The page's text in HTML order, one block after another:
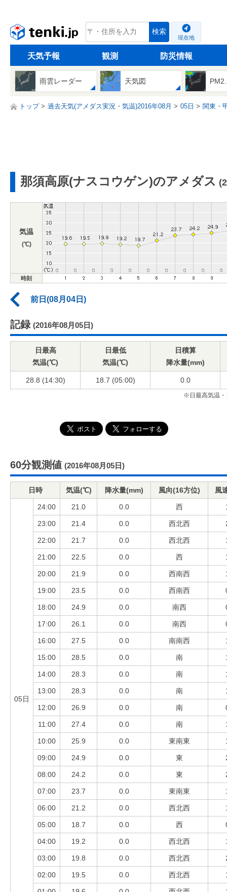
tenki.jp 検索
現在地
天気予報 観測 防災情報
雨雲レーダー 天気図
トップ 過去天気(アメダス実況・気温)2016年08月 05日 関東・
那須高原(ナスコウゲン)のアメダス
気温
(℃)
時刻
前日(08月04日)
記録 (2016年08月05日)
日最高
気温(℃)
日最低
気温(℃)
日積算
降水量(mm)
28.8 (14:30) 18.7 (05:00) 0.0
※日最高気温・
60分観測値 (2016年08月05日)
日時 気温(℃) 降水量(mm) 風向(16方位) 風
05日
24:00 21.0 0.0 西
23:00 21.4 0.0 西北西
22:00 21.7 0.0 西北西
21:00 22.5 0.0 西
20:00 21.9 0.0 西南西
19:00 23.5 0.0 西南西
18:00 24.9 0.0 南西
17:00 26.1 0.0 南西
16:00 27.5 0.0 南南西
15:00 28.5 0.0 南
14:00 28.3 0.0 南
13:00 28.3 0.0 南
12:00 26.9 0.0 南
11:00 27.4 0.0 南
10:00 25.9 0.0 東南東
09:00 24.9 0.0 東
08:00 24.2 0.0 東
07:00 23.7 0.0 東南東
06:00 21.2 0.0 西北西
05:00 18.7 0.0 西
04:00 19.2 0.0 西北西
03:00 19.8 0.0 西北西
02:00 19.5 0.0 西北西